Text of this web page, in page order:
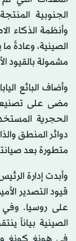
الجنوبية
وأنظمة الذكاء
الصينية، وعادةً
مشمولة بالقيود
وأضاف البائع
الحجرية
دوائر المنطق
متطورة بعد
وأبدت إدارة
قيود التصدير
على روسيا. وفي